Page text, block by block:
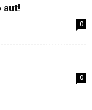
aut!
0
0